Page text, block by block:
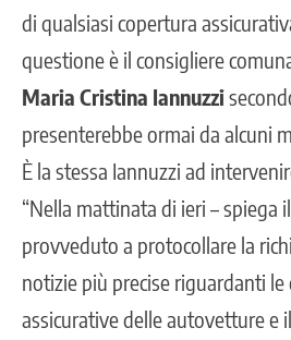
di qualsiasi copertura
questione è il consigliere
Maria Cristina Iannuzzi
presenterebbe ormai da alcuni
È la stessa Iannuzzi ad
“Nella mattinata di ieri – spiega
provveduto a protocollare la
notizie più precise riguardanti
assicurative delle autovetture e